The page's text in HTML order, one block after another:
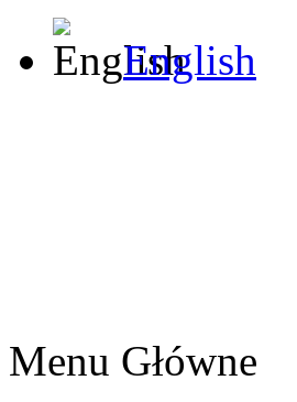
English
Menu Główne